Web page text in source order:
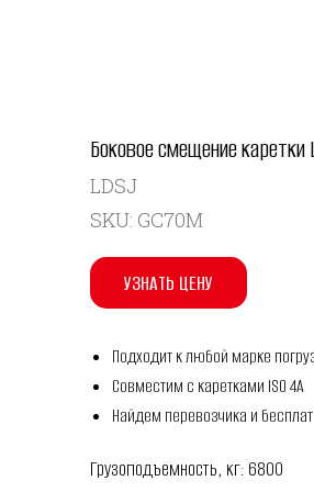
Боковое смещение каретки
LDSJ
SKU: GC70M
УЗНАТЬ ЦЕНУ
Подходит к любой марке
Совместим с каретками ISO 4A
Найдем перевозчика и
Грузоподъемность, кг: 6800